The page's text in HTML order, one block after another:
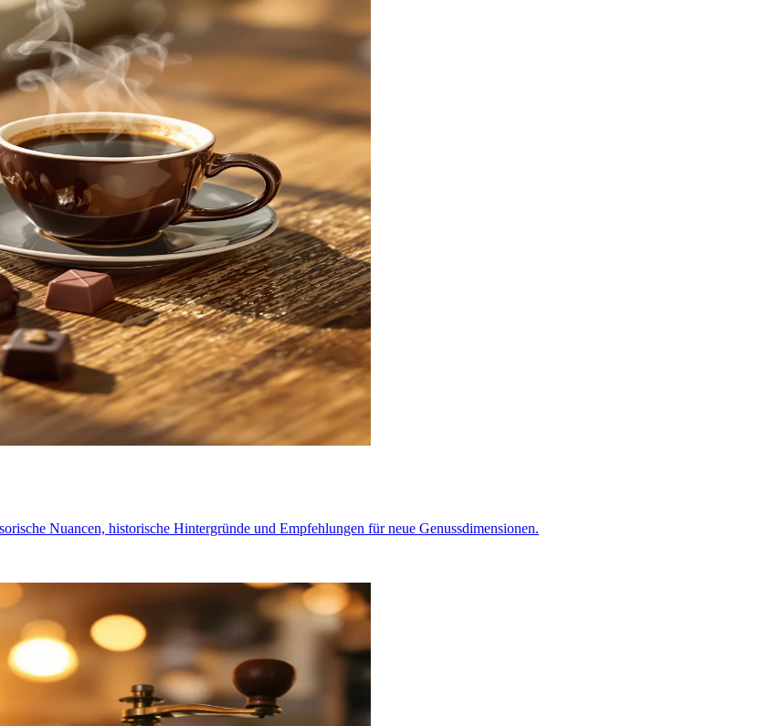
Nuancen, historische Hintergründe und Empfehlungen für neue Genussdimensionen.